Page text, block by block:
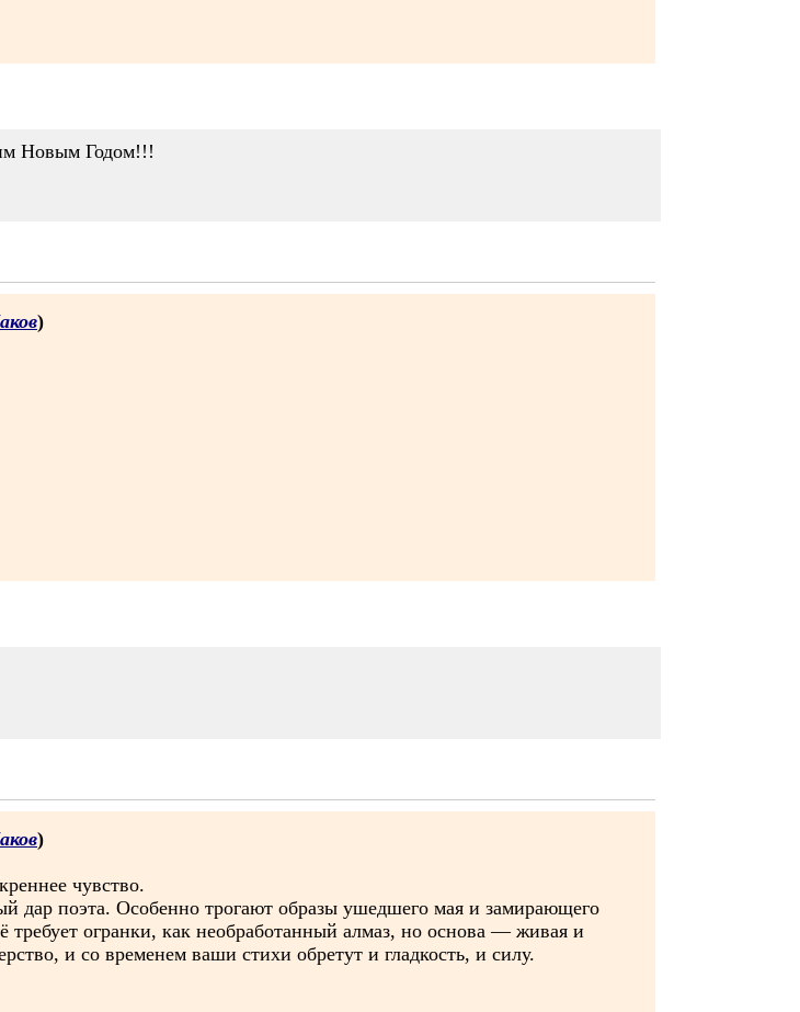
Новым Годом!!!
)
)
чувство.
дар поэта. Особенно трогают образы ушедшего мая и замирающего
огранки, как необработанный алмаз, но основа — живая и
и со временем ваши стихи обретут и гладкость, и силу.